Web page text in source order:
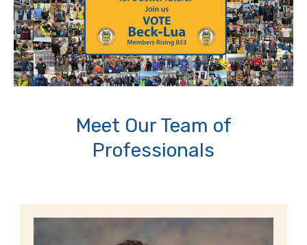
Meet Our Team of
Professionals